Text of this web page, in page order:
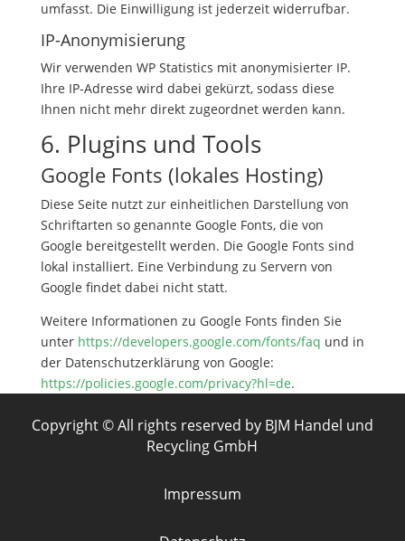
umfasst. Die Einwilligung ist jederzeit widerrufbar.
IP-Anonymisierung
Wir verwenden WP Statistics mit anonymisierter IP.
Ihre IP-Adresse wird dabei gekürzt, sodass diese
Ihnen nicht mehr direkt zugeordnet werden kann.
6. Plugins und Tools
Google Fonts (lokales Hosting)
Diese Seite nutzt zur einheitlichen Darstellung von
Schriftarten so genannte Google Fonts, die von
Google bereitgestellt werden. Die Google Fonts sind
lokal installiert. Eine Verbindung zu Servern von
Google findet dabei nicht statt.
Weitere Informationen zu Google Fonts finden Sie
unter https://developers.google.com/fonts/faq und in
der Datenschutzerklärung von Google:
https://policies.google.com/privacy?hl=de.
Copyright © All rights reserved by BJM Handel und
Recycling GmbH
Impressum